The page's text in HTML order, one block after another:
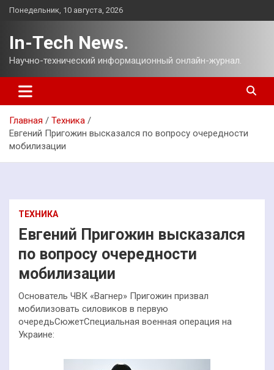
Перейти
Понедельник, 10 августа, 2026
In-Tech News.
Научно-технический информационный онлайн-журнал.
Главная
Техника
Евгений Пригожин высказался по вопросу очередности
мобилизации
ТЕХНИКА
Евгений Пригожин высказался
по вопросу очередности
мобилизации
Основатель ЧВК «Вагнер» Пригожин призвал
мобилизовать силовиков в первую
очередьСюжетСпециальная военная операция на
Украине: